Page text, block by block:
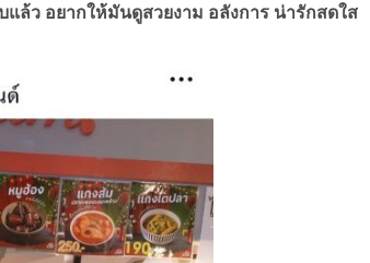
แล้ว อยากให้มันดูสวยงาม อลังการ น่ารักสดใส